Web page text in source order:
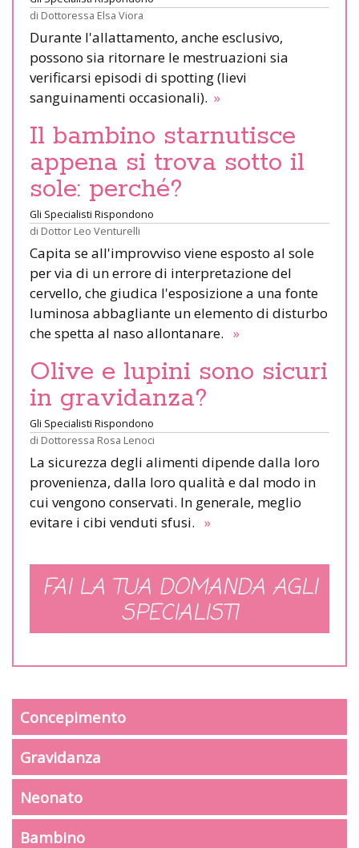
di Dottoressa Elsa Viora
Durante l'allattamento, anche esclusivo,
possono sia ritornare le mestruazioni sia
verificarsi episodi di spotting (lievi
sanguinamenti occasionali). »
Il bambino starnutisce
appena si trova sotto il
sole: perché?
Gli Specialisti Rispondono
di Dottor Leo Venturelli
Capita se all'improvviso viene esposto al sole
per via di un errore di interpretazione del
cervello, che giudica l'esposizione a una fonte
luminosa abbagliante un elemento di disturbo
che spetta al naso allontanare. »
Olive e lupini sono sicuri
in gravidanza?
Gli Specialisti Rispondono
di Dottoressa Rosa Lenoci
La sicurezza degli alimenti dipende dalla loro
provenienza, dalla loro qualità e dal modo in
cui vengono conservati. In generale, meglio
evitare i cibi venduti sfusi. »
FAI LA TUA DOMANDA AGLI
SPECIALISTI
Concepimento
Gravidanza
Neonato
Bambino